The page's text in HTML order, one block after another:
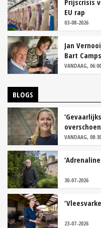
Prijscrisis
EU rap
03-08-2026
Jan
Bart Camps
VANDAAG, 06:00
BLOGS
VANDAAG, 08:30
30-07-2026
23-07-2026